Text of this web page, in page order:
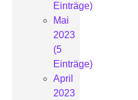
Einträge)
Mai
2023
(5
Einträge)
April
2023